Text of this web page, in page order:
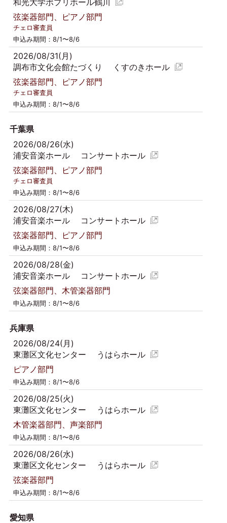
弦楽器部門、ピアノ部門
チェロ審査員
申込み期間：8/1〜8/6
2026/08/31(月)
調布市文化会館たづくり くすのきホール
弦楽器部門、ピアノ部門
チェロ審査員
申込み期間：8/1〜8/6
千葉県
2026/08/26(水)
浦安音楽ホール コンサートホール
弦楽器部門、ピアノ部門
チェロ審査員
申込み期間：8/1〜8/6
2026/08/27(木)
浦安音楽ホール コンサートホール
弦楽器部門、ピアノ部門
申込み期間：8/1〜8/6
2026/08/28(金)
浦安音楽ホール コンサートホール
弦楽器部門、木管楽器部門
申込み期間：8/1〜8/6
兵庫県
2026/08/24(月)
東灘区文化センター うはらホール
ピアノ部門
申込み期間：8/1〜8/6
2026/08/25(火)
東灘区文化センター うはらホール
木管楽器部門、声楽部門
申込み期間：8/1〜8/6
2026/08/26(水)
東灘区文化センター うはらホール
弦楽器部門
申込み期間：8/1〜8/6
愛知県